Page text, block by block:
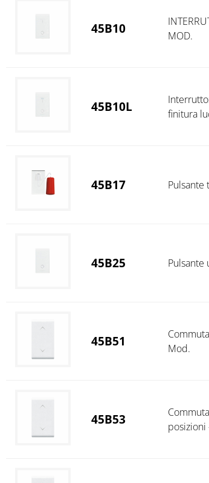
45B10
MOD.
45B10L
finitura
45B17 Pulsante
45B25 Pulsante
45B51
Mod.
45B53
posizioni